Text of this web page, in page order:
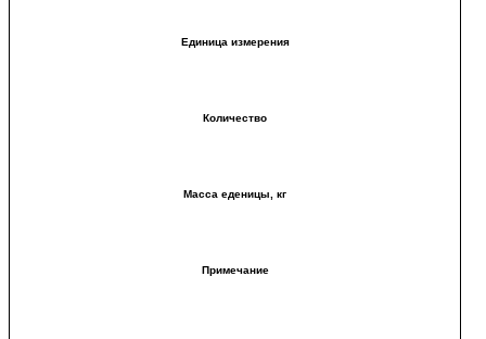
Единица измерения
Количество
Масса еденицы, кг
Примечание